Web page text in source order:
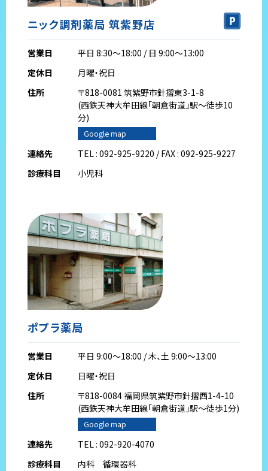
ニック調剤薬局 筑紫野店
営業日
平日 8:30～18:00 / 日 9:00～13:00
定休日
月曜・祝日
住所
〒818-0081 筑紫野市針摺東3-1-8
(西鉄天神大牟田線｢朝倉街道｣駅～徒歩10
分)
Google map
連絡先
TEL : 092-925-9220 / FAX : 092-925-9227
診療科目
小児科
ポプラ薬局
営業日
平日 9:00～18:00 / 木、土 9:00～13:00
定休日
日曜・祝日
住所
〒818-0084 福岡県筑紫野市針摺西1-4-10
(西鉄天神大牟田線｢朝倉街道｣駅～徒歩1分)
Google map
連絡先
TEL : 092-920-4070
診療科目
内科 循環器科